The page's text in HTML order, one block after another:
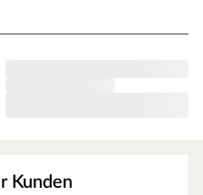
ist über verschiedene
Menge Spiel und
für einen
Kunden